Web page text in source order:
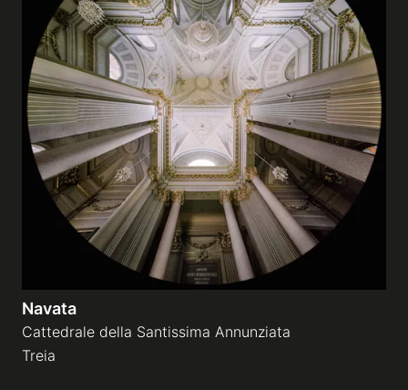
Navata
Cattedrale della Santissima Annunziata
Treia